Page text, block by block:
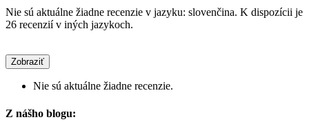
Nie sú aktuálne žiadne recenzie v jazyku: slovenčina. K dispozícii je
26 recenzií v iných jazykoch.
Zobraziť
Nie sú aktuálne žiadne recenzie.
Z nášho blogu: